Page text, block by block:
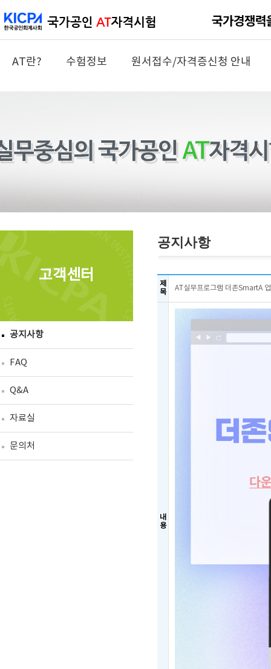
AT란? 수험정보 원서접수/자격증신청 안내
고객센터
공지사항
FAQ
Q&A
자료실
문의처
공지사항
제
목
AT실무프로그램 더존SmartA
내
용